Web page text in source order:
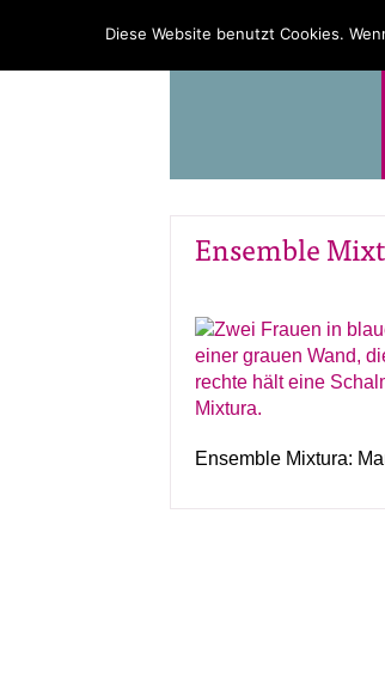
PROGRAMM
Ensemble
Ensemble Mixtura:
Diese Website benutzt Cookies.